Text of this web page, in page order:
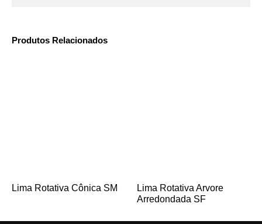
Produtos Relacionados
Lima Rotativa Cônica SM
Lima Rotativa Arvore
Arredondada SF